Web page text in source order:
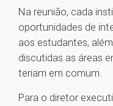
Na reunião, cada
oportunidades de
aos estudantes,
discutidas as áreas
teriam em comum.
Para o diretor